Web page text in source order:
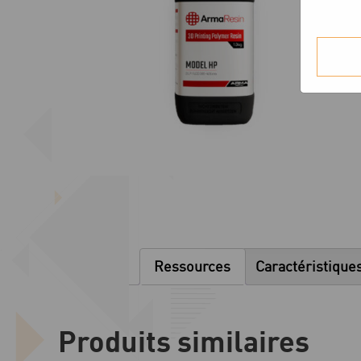
Ressources
Produits similaires